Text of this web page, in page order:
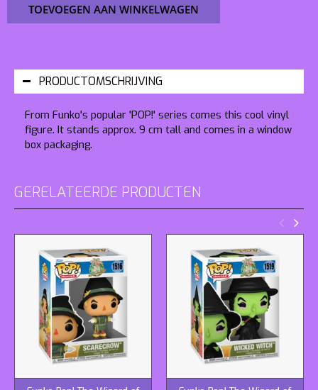
TOEVOEGEN AAN WINKELWAGEN
PRODUCTOMSCHRIJVING
From Funko's popular 'POP!' series comes this cool vinyl
figure. It stands approx. 9 cm tall and comes in a window
box packaging.
GERELATEERDE PRODUCTEN